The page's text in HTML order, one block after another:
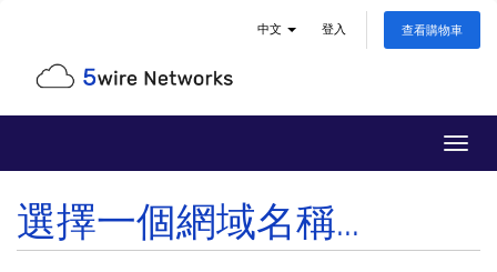
中文 登入 查看購物車
切
換
選擇一個網域名稱...